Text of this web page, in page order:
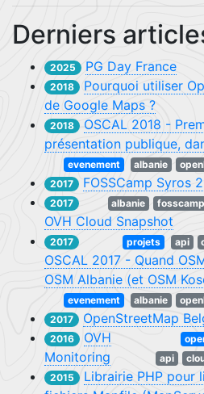
Derniers
2025 PG Day France
2018
Pourquoi utiliser
de Google Maps ?
2018
OSCAL 2018 -
présentation publique,
albanie
evenement
2017
FOSSCamp Syros
albanie fosscamp
2017
OVH Cloud Snapshot
api
projets
2017
OSCAL 2017 - Quand
OSM Albanie (et OSM
albanie
evenement
2017
OpenStreetMap
2016
OVH
Monitoring
api
2015
Librairie PHP pour